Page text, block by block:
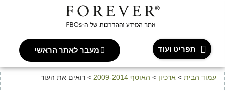
תפריט ועוד מעבר לאתר הראשי
עמוד הבית > ארכיון > האוסף 2009-2014 > רואים את העור